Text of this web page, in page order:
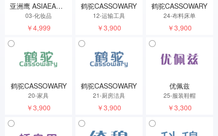
亚洲鹰 ASIAEAGLE
03-化妆品
￥4,999
鹤驼CASSOWARY
12-运输工具
￥3,900
鹤驼CASSOWARY
24-布料床单
￥3,900
鹤驼CASSOWARY
20-家具
￥3,900
鹤驼CASSOWARY
21-厨房洁具
￥3,900
优佩兹
25-服装鞋帽
￥3,300